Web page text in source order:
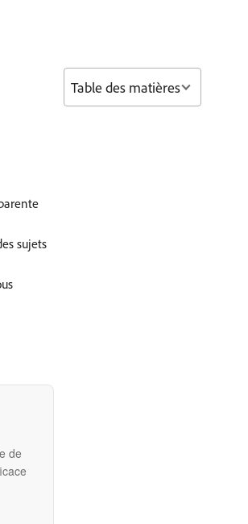
sujets
de
Table des matières